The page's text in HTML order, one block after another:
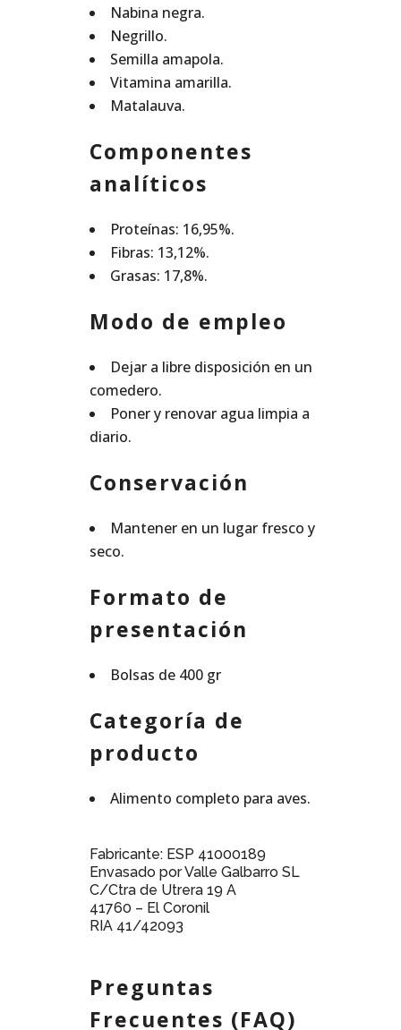
Nabina negra.
Negrillo.
Semilla amapola.
Vitamina amarilla.
Matalauva.
Componentes
analíticos
Proteínas: 16,95%.
Fibras: 13,12%.
Grasas: 17,8%.
Modo de empleo
Dejar a libre disposición en un
comedero.
Poner y renovar agua limpia a
diario.
Conservación
Mantener en un lugar fresco y
seco.
Formato de
presentación
Bolsas de 400 gr
Categoría de
producto
Alimento completo para aves.
Fabricante: ESP 41000189
Envasado por Valle Galbarro SL
C/Ctra de Utrera 19 A
41760 – El Coronil
RIA 41/42093
Preguntas
Frecuentes (FAQ)